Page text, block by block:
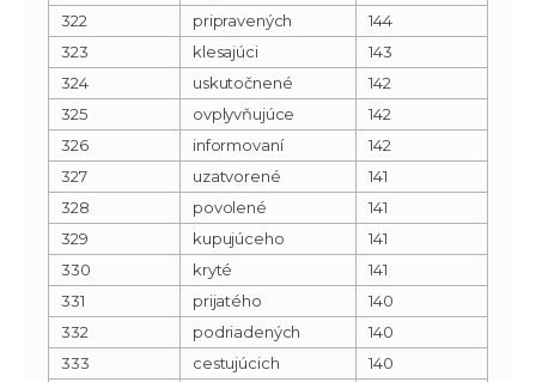
322
pripravených
144
323
klesajúci
143
324
uskutočnené
142
325
ovplyvňujúce
142
326
informovaní
142
327
uzatvorené
141
328
povolené
141
329
kupujúceho
141
330
kryté
141
331
prijatého
140
332
podriadených
140
333
cestujúcich
140